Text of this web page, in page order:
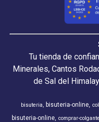
Tu tienda de
Minerales, Cantos
de Sal del
bisuteria bisuteria-online
bisuteria-online comprar-